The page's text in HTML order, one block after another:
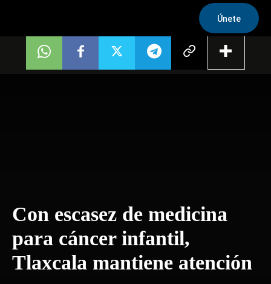
Únete
Con escasez de medicina
para cáncer infantil,
Tlaxcala mantiene atención